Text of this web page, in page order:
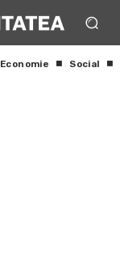
Economie Social